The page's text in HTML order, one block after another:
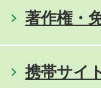
著作権・
携帯サイ